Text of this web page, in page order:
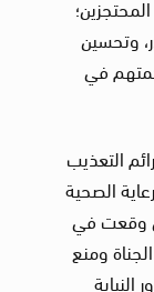
وتحسين
في
التعذيب
الصحية
وقعت في
ومنع